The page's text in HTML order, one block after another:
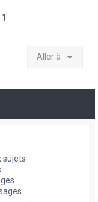
1
Aller à
sujets